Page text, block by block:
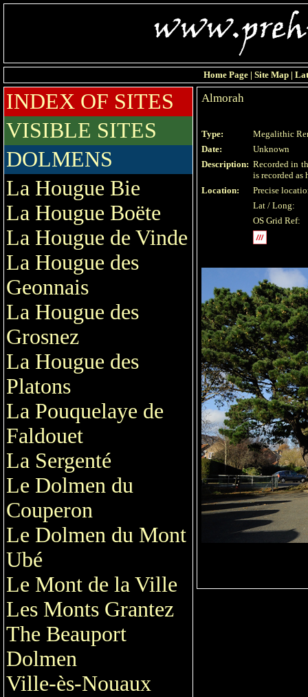
Home Page | Site Map |
INDEX OF SITES
VISIBLE SITES
DOLMENS
La Hougue Bie
La Hougue Boëte
La Hougue de Vinde
La Hougue des
Geonnais
La Hougue des
Grosnez
La Hougue des
Platons
La Pouquelaye de
Faldouet
La Sergenté
Le Dolmen du
Couperon
Le Dolmen du Mont
Ubé
Le Mont de la Ville
Les Monts Grantez
The Beauport
Dolmen
Ville-ès-Nouaux
Almorah
Type:
Megalithic
Date:
Unknown
Description: Recorded in
is recorded as
Location:
Precise
Lat / Long:
OS Grid Ref: